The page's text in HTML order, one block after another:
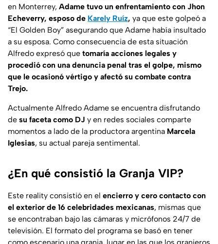
en Monterrey, Adame tuvo un enfrentamiento con Jhon
Echeverry, esposo de Karely Ruíz, ya que este golpeó a
“El Golden Boy” asegurando que Adame había insultado
a su esposa. Como consecuencia de esta situación
Alfredo expresó que tomaría acciones legales y
procedió con una denuncia penal tras el golpe, mismo
que le ocasionó vértigo y afectó su combate contra
Trejo.
Actualmente Alfredo Adame se encuentra disfrutando
de su faceta como DJ y en redes sociales comparte
momentos a lado de la productora argentina Marcela
Iglesias, su actual pareja sentimental.
¿En qué consistió la Granja VIP?
Este reality consistió en el encierro y cero contacto con
el exterior de 16 celebridades mexicanas, mismas que
se encontraban bajo las cámaras y micrófonos 24/7 de
televisión. El formato del programa se basó en tener